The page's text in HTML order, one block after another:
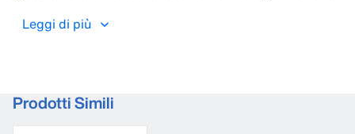
applicazione: 100gr/m2. Nelle successive applicazioni (1 o 2
volte alla settimana): 50gr/m2 (grammi per metro quadrato)
Leggi di più
Prodotti Simili